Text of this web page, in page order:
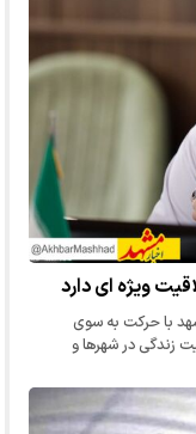
ویژه ای دارد
با حرکت به سوی
زندگی در شهرها و